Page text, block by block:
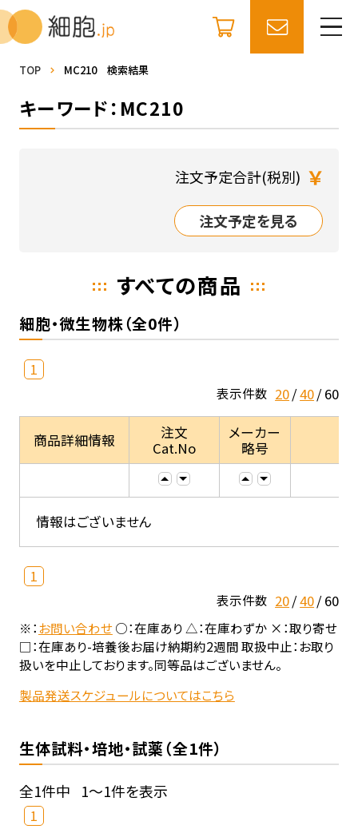
TOP MC210 検索結果
キーワード：MC210
注文予定合計(税別) ￥
注文予定を見る
すべての商品
細胞・微生物株（全0件）
1
表示件数 20 40 60
商品詳細情報
注文
Cat.No
メーカー
略号
情報はございません
1
表示件数 20 40 60
※：お問い合わせ○：在庫あり △：在庫わずか ×：取り寄せ
□：在庫あり-培養後お届け納期約2週間 取扱中止：お取り
扱いを中止しております。同等品はございません。
製品発送スケジュールについてはこちら
生体試料・培地・試薬（全1件）
全1件中 1～1件を表示
1